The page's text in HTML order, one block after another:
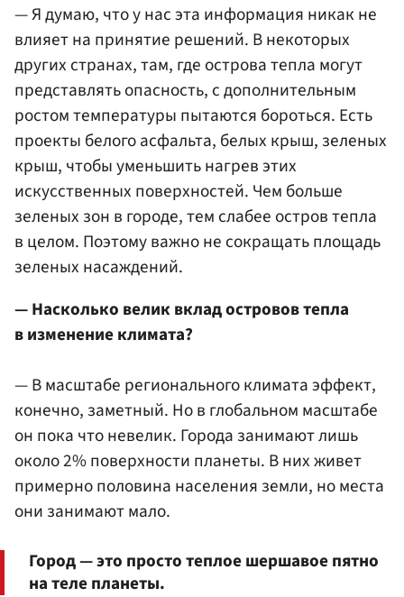
— Я думаю, что у нас эта информация никак не
влияет на принятие решений. В некоторых
других странах, там, где острова тепла могут
представлять опасность, с дополнительным
ростом температуры пытаются бороться. Есть
проекты белого асфальта, белых крыш, зеленых
крыш, чтобы уменьшить нагрев этих
искусственных поверхностей. Чем больше
зеленых зон в городе, тем слабее остров тепла
в целом. Поэтому важно не сокращать площадь
зеленых насаждений.
— Насколько велик вклад островов тепла
в изменение климата?
— В масштабе регионального климата эффект,
конечно, заметный. Но в глобальном масштабе
он пока что невелик. Города занимают лишь
около 2% поверхности планеты. В них живет
примерно половина населения земли, но места
они занимают мало.
Город — это просто теплое шершавое пятно
на теле планеты.